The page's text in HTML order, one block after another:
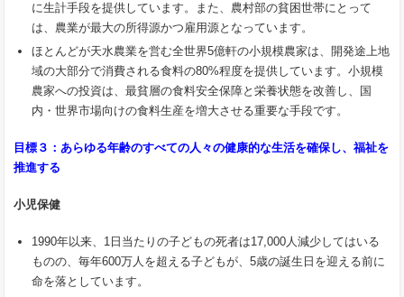
に生計手段を提供しています。また、農村部の貧困世帯にとって
は、農業が最大の所得源かつ雇用源となっています。
ほとんどが天水農業を営む全世界5億軒の小規模農家は、開発途上地
域の大部分で消費される食料の80%程度を提供しています。小規模
農家への投資は、最貧層の食料安全保障と栄養状態を改善し、国
内・世界市場向けの食料生産を増大させる重要な手段です。
目標３：あらゆる年齢のすべての人々の健康的な生活を確保し、福祉を
推進する
小児保健
1990年以来、1日当たりの子どもの死者は17,000人減少してはいる
ものの、毎年600万人を超える子どもが、5歳の誕生日を迎える前に
命を落としています。